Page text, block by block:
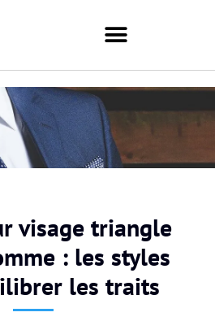
visage triangle
: les styles
les traits